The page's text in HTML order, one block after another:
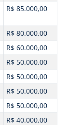
R$ 85.000,00
R$ 80.000,00
R$ 60.000,00
R$ 50.000,00
R$ 50.000,00
R$ 50.000,00
R$ 50.000,00
R$ 40.000,00